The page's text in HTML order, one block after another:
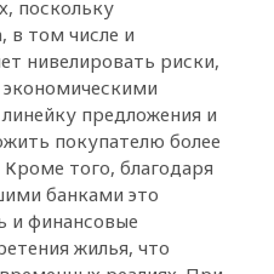
поскольку
в том числе и
нивелировать риски,
предложения и
покупателю более
того, благодаря
банками это
и финансовые
жилья, что